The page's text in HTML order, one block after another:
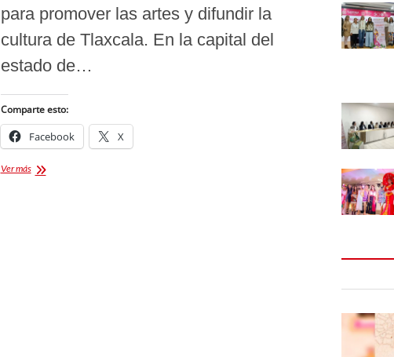
para promover las artes y difundir la
cultura de Tlaxcala. En la capital del
estado de…
Comparte esto:
Facebook X
Ver másPinacoteca